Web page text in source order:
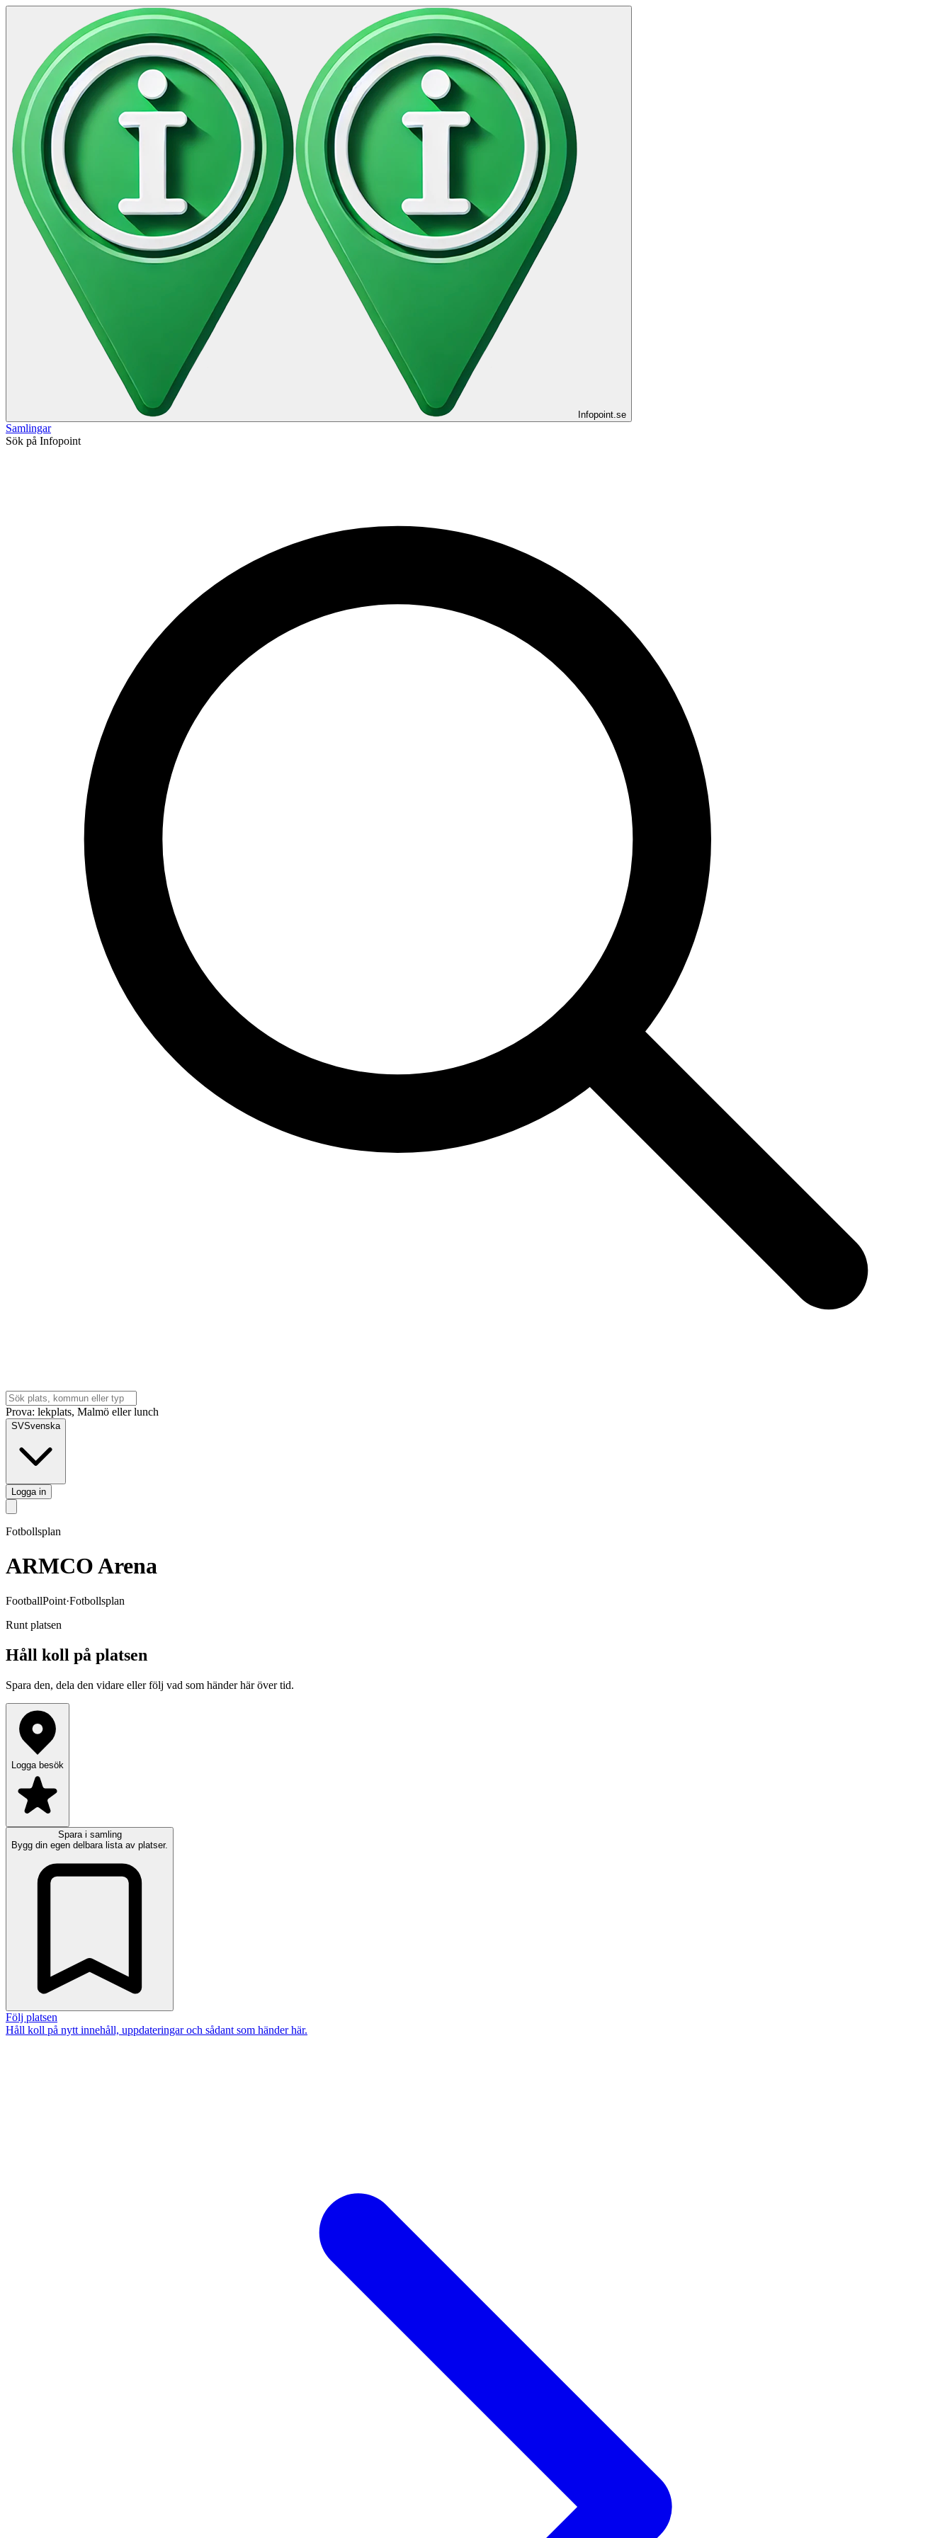
Infopoint.se
Samlingar
Sök på Infopoint
Prova: lekplats, Malmö eller lunch
SVSvenska
Logga in
Fotbollsplan
ARMCO Arena
FootballPoint·Fotbollsplan
Runt platsen
Håll koll på platsen
Spara den, dela den vidare eller följ vad som händer här över tid.
Logga besök
Spara i samling
Bygg din egen delbara lista av platser.
Följ platsen
Håll koll på nytt innehåll, uppdateringar och sådant som händer här.